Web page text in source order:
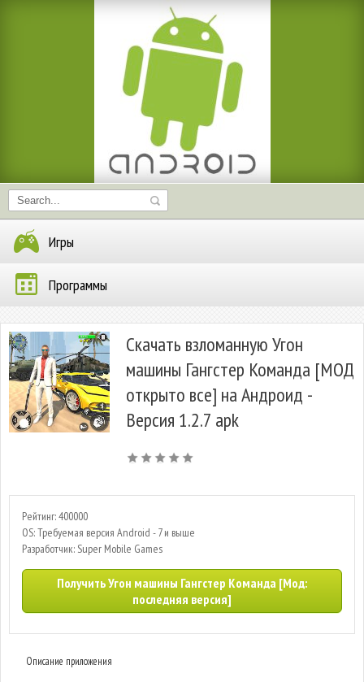
Игры
Программы
Скачать взломанную Угон
машины Гангстер Команда [МОД
открыто все] на Андроид -
Версия 1.2.7 apk
Рейтинг: 400000
OS: Требуемая версия Android - 7 и выше
Разработчик: Super Mobile Games
Получить Угон машины Гангстер Команда [Мод:
последняя версия]
Описание приложения